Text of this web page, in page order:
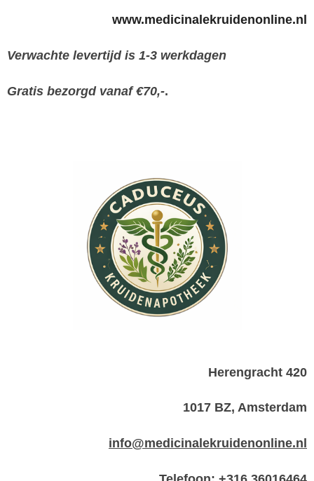
www.medicinalekruidenonline.nl
Verwachte levertijd is 1-3 werkdagen
Gratis bezorgd vanaf €70,-.
Herengracht 420
1017 BZ, Amsterdam
info@medicinalekruidenonline.nl